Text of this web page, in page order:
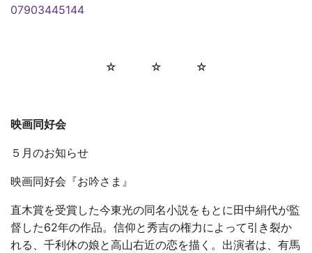
07903445144
☆ ☆ ☆
映画同好会
５月のお知らせ
映画同好会『お吟さま』
直木賞を受賞した今東光の同名小説をもとに田中絹代が監
督した62年の作品。信仰と秀吉の権力によって引き裂か
れる、千利休の娘と高山右近の恋を描く。出演者は、有馬